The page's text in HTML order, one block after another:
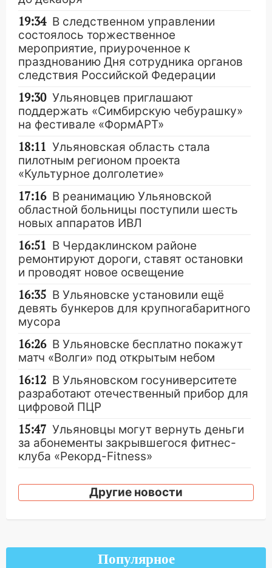
19:34 В следственном управлении
состоялось торжественное
мероприятие, приуроченное к
празднованию Дня сотрудника органов
следствия Российской Федерации
19:30 Ульяновцев приглашают
поддержать «Симбирскую чебурашку»
на фестивале «ФормАРТ»
18:11 Ульяновская область стала
пилотным регионом проекта
«Культурное долголетие»
17:16 В реанимацию Ульяновской
областной больницы поступили шесть
новых аппаратов ИВЛ
16:51 В Чердаклинском районе
ремонтируют дороги, ставят остановки
и проводят новое освещение
16:35 В Ульяновске установили ещё
девять бункеров для крупногабаритного
мусора
16:26 В Ульяновске бесплатно покажут
матч «Волги» под открытым небом
16:12 В Ульяновском госуниверситете
разработают отечественный прибор для
цифровой ПЦР
15:47 Ульяновцы могут вернуть деньги
за абонементы закрывшегося фитнес-
клуба «Рекорд-Fitness»
прокуратуры в селах Ульяновской
области привели в порядок детские
капремонт школы в селе Кивать
Другие новости
Популярное